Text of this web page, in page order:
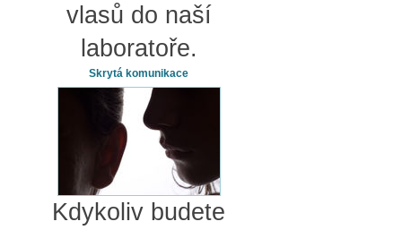
vlasů do naší
laboratoře.
Skrytá komunikace
Kdykoliv budete